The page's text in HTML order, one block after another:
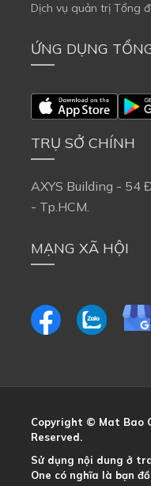
Dịch vụ quản trị Tổng
ỨNG DỤNG
TRỤ SỞ CHÍNH
AXYS Building - 54
- Tp.HCM.
MẠNG XÃ HỘI
Copyright © Mat Bao
Reserved.
Sử dụng nội dung ở
One có nghĩa là bạn